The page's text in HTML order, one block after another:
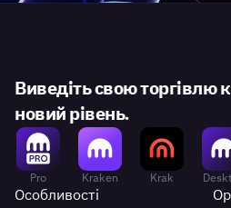
Виведіть свою торгівлю
новий рівень.
Pro Kraken Krak
Особливості